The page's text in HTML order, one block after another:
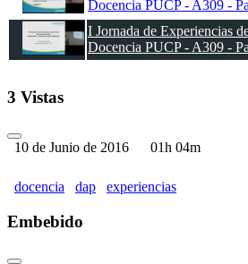
Docencia PUCP - A309 -
I Jornada de Experiencias
Docencia PUCP - A309 -
3 Vistas
10 de Junio de 2016 01h 04m
docencia dap experiencias
Embebido